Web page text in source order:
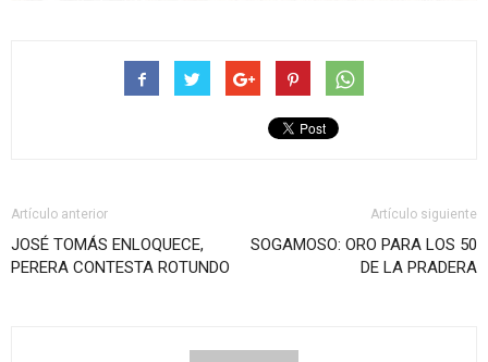
Artículo anterior
JOSÉ TOMÁS ENLOQUECE,
PERERA CONTESTA ROTUNDO
Artículo siguiente
SOGAMOSO: ORO PARA LOS 50
DE LA PRADERA